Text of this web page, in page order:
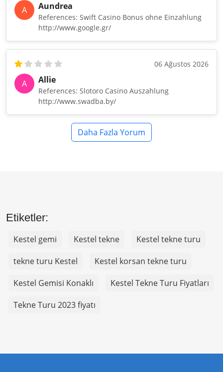
A Aundrea
References: Swift Casino Bonus ohne Einzahlung
http://www.google.gr/
06 Ağustos 2026
A Allie
References: Slotoro Casino Auszahlung
http://www.swadba.by/
Daha Fazla Yorum
Etiketler:
Kestel gemi Kestel tekne
Kestel tekne turu
tekne turu Kestel
Kestel korsan tekne turu
Kestel Gemisi Konaklı
Kestel Tekne Turu Fiyatları
Tekne Turu 2023 fiyatı